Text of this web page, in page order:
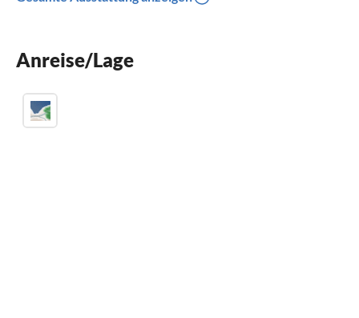
Balkon
Kinder willkommen
Anreise/Lage